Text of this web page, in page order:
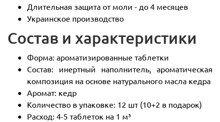
Длительная защита от моли - до 4 месяцев
Украинское производство
Состав и характеристики
Форма: ароматизированные таблетки
Состав: инертный наполнитель, ароматическая
композиция на основе натурального масла кедра
Аромат: кедр
Количество в упаковке: 12 шт (10+2 в подарок)
Расход: 4-5 таблеток на 1 м³